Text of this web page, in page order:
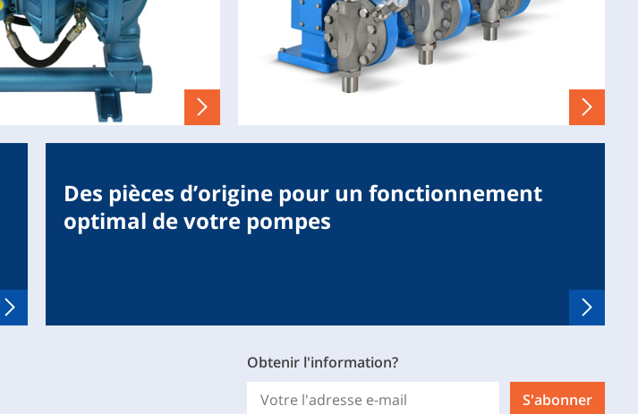
Des pièces d’origine pour un fonctionnement
optimal de votre pompes
Obtenir l'information?
S'abonner